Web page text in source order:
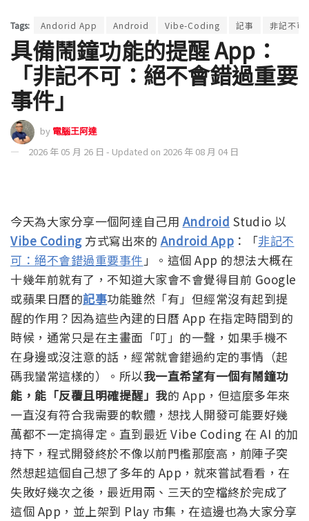
Tags: Andorid App Android Vibe-Coding 記事 非記不可
具備鬧鐘功能的提醒 App：
「非記不可：絕不會錯過重要
事件」
by 電腦王阿達
2026 年 05 月 26 日 - Updated on 2026 年 08 月 04 日
今天為大家分享一個阿達自己用Android Studio 以
Vibe Coding方式寫出來的Android App ：「非記不
可：絕不會錯過重要事件」。這個 App 的想法大概在
十幾年前就有了，不知道大家會不會覺得目前 Google
或蘋果日曆的記事功能雖然「有」但經常沒有起到提
醒的作用？因為這些內建的日曆 App 在指定時間到的
時候，通常只是在主畫面「叮」的一聲，如果手機不
在身邊或沒注意的話，經常就會錯過約定的事情（起
碼我蠻常這樣的）。所以我一直希望有一個有鬧鐘功
能，能「反覆且明確提醒」我的 App，但這麼多年來
一直沒有符合我需要的軟體，想找人開發可能要好幾
萬都不一定搞得定。直到最近 Vibe Coding 在 AI 的加
持下，程式開發終於不像以前門檻那麼高，前陣子突
然想起這個自己想了多年的 App，就來嘗試看看，在
失敗好幾次之後，最近用兩、三天的空檔終於完成了
這個 App，並上架到 Play 市集，在這邊也為大家分享